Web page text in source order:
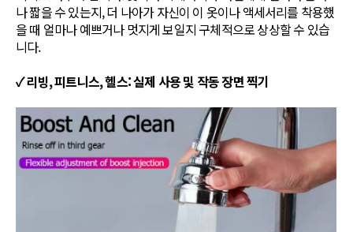
나 짧을 수 있는지, 더 나아가 자신이 이 옷이나 액세서리를 착용했
을 때 얼마나 예쁘거나 멋지게 보일지 구체적으로 상상할 수 있습
니다.
✓ 리빙, 피트니스, 헬스: 실제 사용 및 작동 장면 찍기